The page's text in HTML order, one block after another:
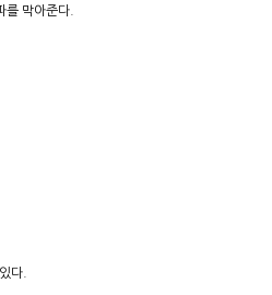
를 막아준다.
다.